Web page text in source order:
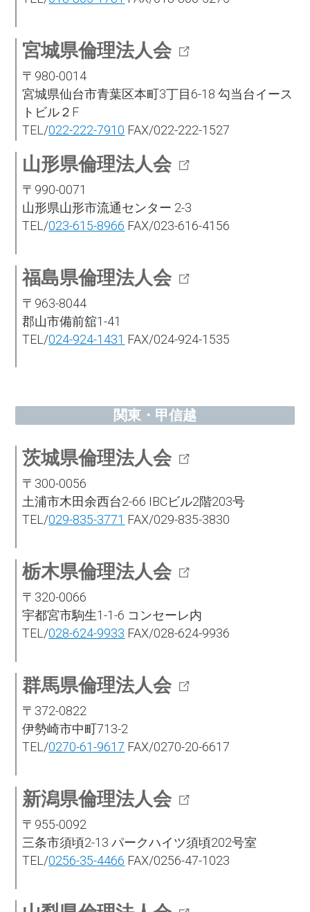
宮城県倫理法人会
〒980-0014
宮城県仙台市青葉区本町3丁目6-18 勾当台イース
トビル２F
TEL/022-222-7910 FAX/022-222-1527
山形県倫理法人会
〒990-0071
山形県山形市流通センター 2-3
TEL/023-615-8966 FAX/023-616-4156
福島県倫理法人会
〒963-8044
郡山市備前舘1-41
TEL/024-924-1431 FAX/024-924-1535
関東・甲信越
茨城県倫理法人会
〒300-0056
土浦市木田余西台2-66 IBCビル2階203号
TEL/029-835-3771 FAX/029-835-3830
栃木県倫理法人会
〒320-0066
宇都宮市駒生1-1-6 コンセーレ内
TEL/028-624-9933 FAX/028-624-9936
群馬県倫理法人会
〒372-0822
伊勢崎市中町713-2
TEL/0270-61-9617 FAX/0270-20-6617
新潟県倫理法人会
〒955-0092
三条市須頃2-13 パークハイツ須頃202号室
TEL/0256-35-4466 FAX/0256-47-1023